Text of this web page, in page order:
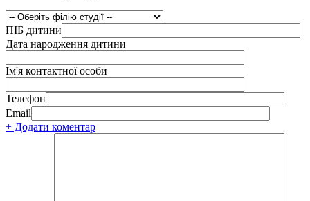
ПІБ дитини
Дата народження дитини
Ім'я контактної особи
Телефон
Email
+ Додати коментар